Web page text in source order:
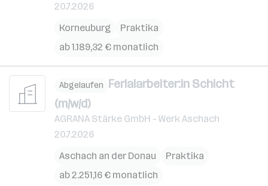
20.7.2026
Korneuburg
Praktika
ab 1.189,32 € monatlich
Abgelaufen Ferialarbeiter:in Schicht
(m/w/d)
AGRANA Stärke GmbH - Werk Aschach
20.7.2026
Aschach an der Donau
Praktika
ab 2.251,16 € monatlich